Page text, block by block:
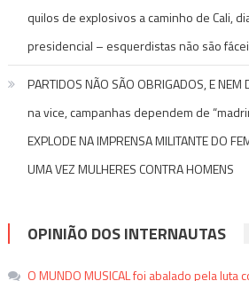
quilos de explosivos a caminho de Cali,
presidencial – esquerdistas não são
PARTIDOS NÃO SÃO OBRIGADOS, E
na vice, campanhas dependem de
EXPLODE NA IMPRENSA MILITANTE DO
UMA VEZ MULHERES CONTRA HOMENS
OPINIÃO DOS INTERNAUTAS
O MUNDO MUSICAL foi abalado pela luta